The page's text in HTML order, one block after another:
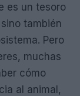
es un tesoro
también
Pero
muchas
cómo
al animal,